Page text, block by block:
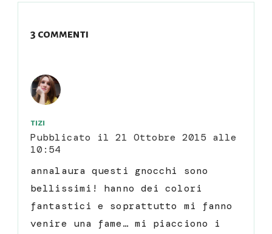
3 commenti
tizi
Pubblicato il 21 Ottobre 2015 alle
10:54
annalaura questi gnocchi sono
bellissimi! hanno dei colori
fantastici e soprattutto mi fanno
venire una fame… mi piacciono i